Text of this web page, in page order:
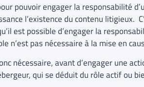
pouvoir engager la responsabilité
l’existence du contenu litigieux.
est possible d’engager la
n’est pas nécessaire à la mise en
nécessaire, avant d’engager une
qui se déduit du rôle actif ou